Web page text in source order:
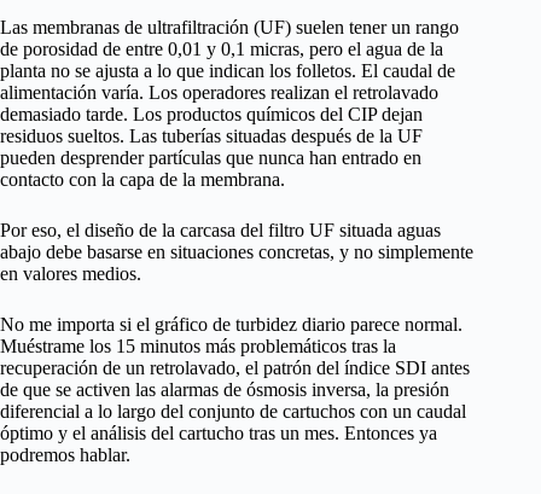
Las membranas de ultrafiltración (UF) suelen tener un rango
de porosidad de entre 0,01 y 0,1 micras, pero el agua de la
planta no se ajusta a lo que indican los folletos. El caudal de
alimentación varía. Los operadores realizan el retrolavado
demasiado tarde. Los productos químicos del CIP dejan
residuos sueltos. Las tuberías situadas después de la UF
pueden desprender partículas que nunca han entrado en
contacto con la capa de la membrana.
Por eso, el diseño de la carcasa del filtro UF situada aguas
abajo debe basarse en situaciones concretas, y no simplemente
en valores medios.
No me importa si el gráfico de turbidez diario parece normal.
Muéstrame los 15 minutos más problemáticos tras la
recuperación de un retrolavado, el patrón del índice SDI antes
de que se activen las alarmas de ósmosis inversa, la presión
diferencial a lo largo del conjunto de cartuchos con un caudal
óptimo y el análisis del cartucho tras un mes. Entonces ya
podremos hablar.